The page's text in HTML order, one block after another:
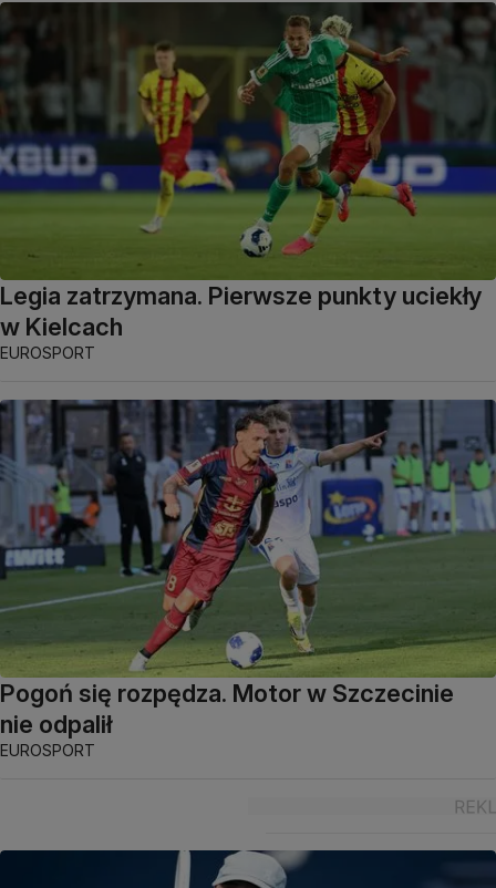
Legia zatrzymana. Pierwsze punkty uciekły
w Kielcach
EUROSPORT
Pogoń się rozpędza. Motor w Szczecinie
nie odpalił
EUROSPORT